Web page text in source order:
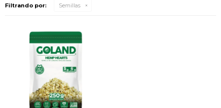
Filtrando por: Semillas